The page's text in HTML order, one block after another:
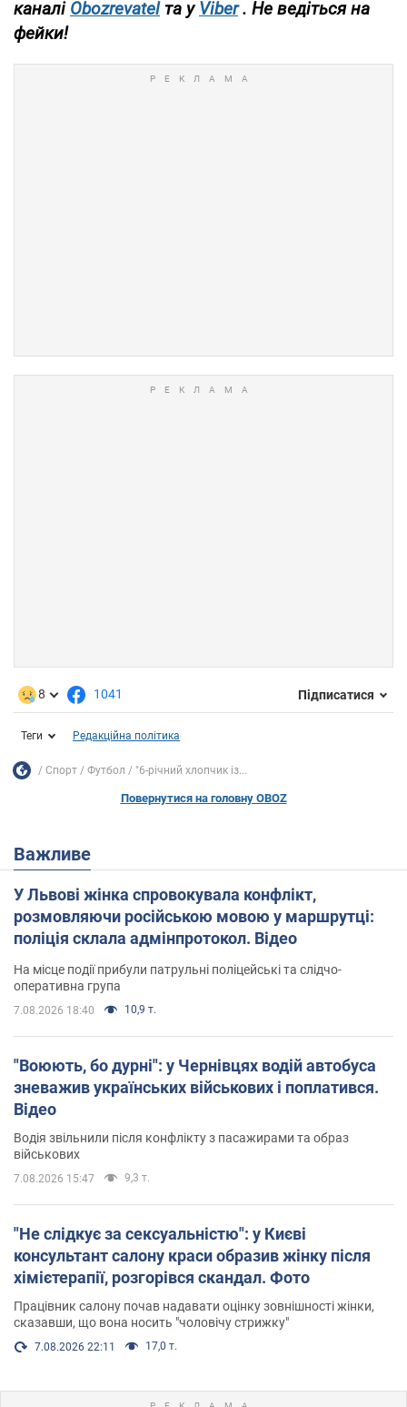
каналі Obozrevatel та у Viber . Не ведіться на
фейки!
8 1041 Підписатися
Теги Редакційна політика
Спорт Футбол "6-річний хлопчик із...
Повернутися на головну OBOZ
Важливе
У Львові жінка спровокувала конфлікт,
розмовляючи російською мовою у маршрутці:
поліція склала адмінпротокол. Відео
На місце події прибули патрульні поліцейські та слідчо-
оперативна група
7.08.2026 18:40 10,9 т.
"Воюють, бо дурні": у Чернівцях водій автобуса
зневажив українських військових і поплатився.
Відео
Водія звільнили після конфлікту з пасажирами та образ
військових
7.08.2026 15:47 9,3 т.
"Не слідкує за сексуальністю": у Києві
консультант салону краси образив жінку після
хімієтерапії, розгорівся скандал. Фото
Працівник салону почав надавати оцінку зовнішності жінки,
сказавши, що вона носить "чоловічу стрижку"
7.08.2026 22:11 17,0 т.